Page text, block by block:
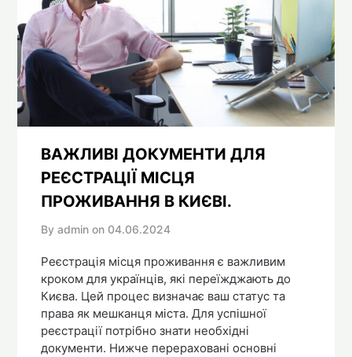
ВАЖЛИВІ ДОКУМЕНТИ ДЛЯ
РЕЄСТРАЦІЇ МІСЦЯ
ПРОЖИВАННЯ В КИЄВІ.
By admin on 04.06.2024
Реєстрація місця проживання є важливим
кроком для українців, які переїжджають до
Києва. Цей процес визначає ваш статус та
права як мешканця міста. Для успішної
реєстрації потрібно знати необхідні
документи. Нижче перераховані основні